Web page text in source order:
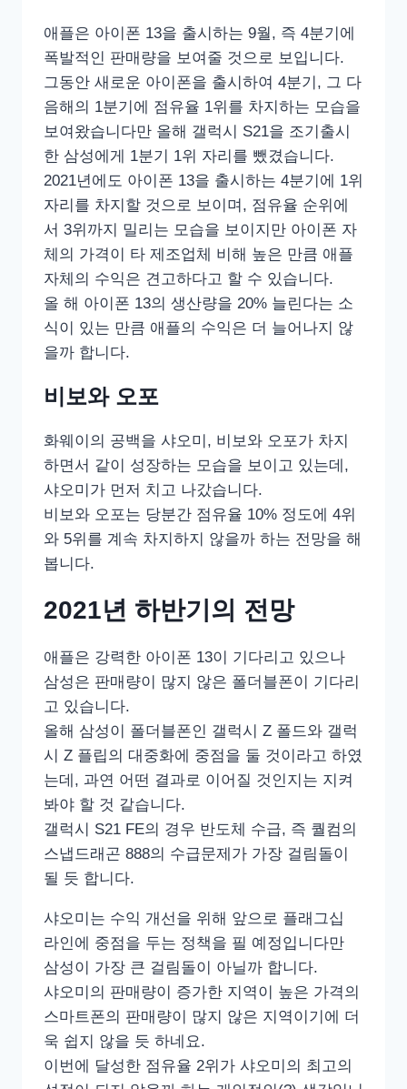
애플은 아이폰 13을 출시하는 9월, 즉 4분기에
폭발적인 판매량을 보여줄 것으로 보입니다.
그동안 새로운 아이폰을 출시하여 4분기, 그 다
음해의 1분기에 점유율 1위를 차지하는 모습을
보여왔습니다만 올해 갤럭시 S21을 조기출시
한 삼성에게 1분기 1위 자리를 뺐겼습니다.
2021년에도 아이폰 13을 출시하는 4분기에 1위
자리를 차지할 것으로 보이며, 점유율 순위에
서 3위까지 밀리는 모습을 보이지만 아이폰 자
체의 가격이 타 제조업체 비해 높은 만큼 애플
자체의 수익은 견고하다고 할 수 있습니다.
올 해 아이폰 13의 생산량을 20% 늘린다는 소
식이 있는 만큼 애플의 수익은 더 늘어나지 않
을까 합니다.
비보와 오포
화웨이의 공백을 샤오미, 비보와 오포가 차지
하면서 같이 성장하는 모습을 보이고 있는데,
샤오미가 먼저 치고 나갔습니다.
비보와 오포는 당분간 점유율 10% 정도에 4위
와 5위를 계속 차지하지 않을까 하는 전망을 해
봅니다.
2021년 하반기의 전망
애플은 강력한 아이폰 13이 기다리고 있으나
삼성은 판매량이 많지 않은 폴더블폰이 기다리
고 있습니다.
올해 삼성이 폴더블폰인 갤럭시 Z 폴드와 갤럭
시 Z 플립의 대중화에 중점을 둘 것이라고 하였
는데, 과연 어떤 결과로 이어질 것인지는 지켜
봐야 할 것 같습니다.
갤럭시 S21 FE의 경우 반도체 수급, 즉 퀄컴의
스냅드래곤 888의 수급문제가 가장 걸림돌이
될 듯 합니다.
샤오미는 수익 개선을 위해 앞으로 플래그십
라인에 중점을 두는 정책을 필 예정입니다만
삼성이 가장 큰 걸림돌이 아닐까 합니다.
샤오미의 판매량이 증가한 지역이 높은 가격의
스마트폰의 판매량이 많지 않은 지역이기에 더
욱 쉽지 않을 듯 하네요.
이번에 달성한 점유율 2위가 샤오미의 최고의